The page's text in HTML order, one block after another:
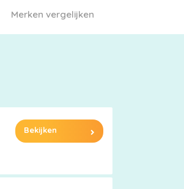
Merken vergelijken
Bekijken